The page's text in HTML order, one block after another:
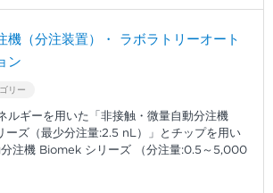
機（分注装置）・ ラボラトリーオート
ン
リー
ルギーを用いた「非接触・微量自動分注機
ーズ（最少分注量:2.5 nL）」とチップを用い
分注機 Biomek シリーズ （分注量:0.5～5,000